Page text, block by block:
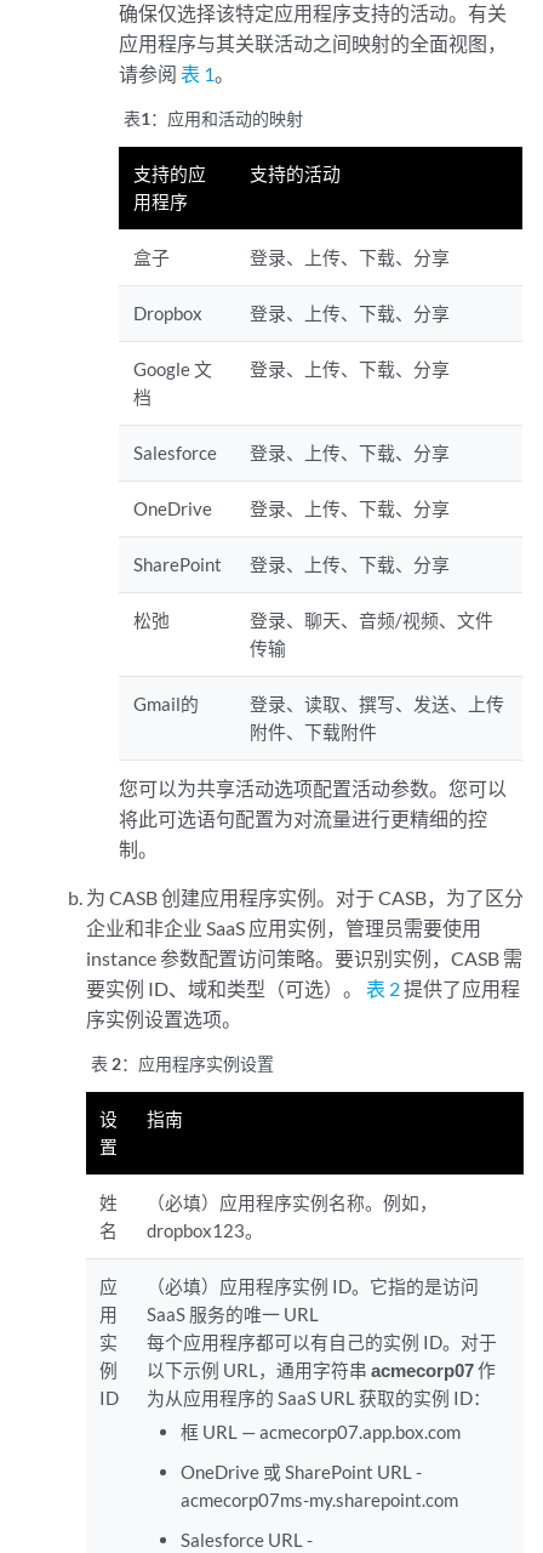
确保仅选择该特定应用程序支持的活动。有关
应用程序与其关联活动之间映射的全面视图，
请参阅表 1。
表1： 应用和活动的映射
支持的应
用程序
支持的活动
盒子 登录、上传、下载、分享
Dropbox 登录、上传、下载、分享
Google 文
档
登录、上传、下载、分享
Salesforce 登录、上传、下载、分享
OneDrive 登录、上传、下载、分享
SharePoint 登录、上传、下载、分享
松弛
登录、聊天、音频/视频、文件
传输
Gmail的
登录、读取、撰写、发送、上传
附件、下载附件
您可以为共享活动选项配置活动参数。您可以
将此可选语句配置为对流量进行更精细的控
制。
为 CASB 创建应用程序实例。对于 CASB，为了区分
企业和非企业 SaaS 应用实例，管理员需要使用
instance 参数配置访问策略。要识别实例，CASB 需
要实例 ID、域和类型（可选）。 表 2提供了应用程
序实例设置选项。
表 2： 应用程序实例设置
设
置
指南
姓
名
（必填）应用程序实例名称。例如，
dropbox123。
应
用
实
例
ID
（必填）应用程序实例 ID。它指的是访问
SaaS 服务的唯一 URL
每个应用程序都可以有自己的实例 ID。对于
以下示例 URL，通用字符串 acmecorp07作
为从应用程序的 SaaS URL 获取的实例 ID：
框 URL — acmecorp07.app.box.com
OneDrive 或 SharePoint URL -
acmecorp07ms-my.sharepoint.com
Salesforce URL -